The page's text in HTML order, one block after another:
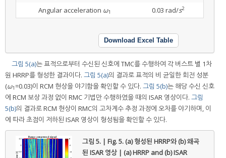
Angular acceleration ω1 0.03 rad/s2
Download Excel Table
그림 5(a)는 표적으로부터 수신된 신호에 TMC를 수행하여 각 버스트 별 1차
원 HRRP를 형성한 결과이다. 그림 5(a)의 결과로 표적의 비 균일한 회전 성분
(ω1=0.03)이 RCM 현상을 야기함을 확인할 수 있다. 그림 5(b)는 해당 수신 신호
에 RCM 보상 과정 없이 RMC 기법만 수행하였을 때의 ISAR 영상이다. 그림
5(b)의 결과로 RCM 현상이 RMC의 고차계수 추정 과정에 오차를 야기하며, 이
에 따라 초점이 저하된 ISAR 영상이 형성됨을 확인할 수 있다.
그림 5. | Fig. 5. (a) 형성된 HRRP와 (b) 왜곡
된 ISAR 영상 | (a) HRRP and (b) ISAR